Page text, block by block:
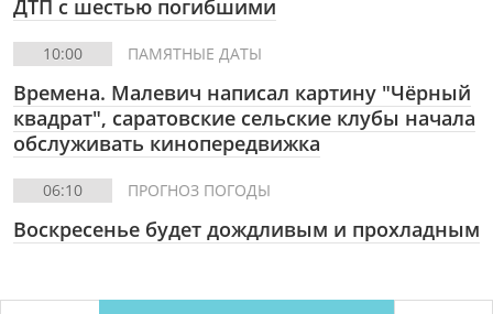
ДТП с шестью погибшими
10:00 ПАМЯТНЫЕ ДАТЫ
Времена. Малевич написал картину "Чëрный
квадрат", саратовские сельские клубы начала
обслуживать кинопередвижка
06:10 ПРОГНОЗ ПОГОДЫ
Воскресенье будет дождливым и прохладным